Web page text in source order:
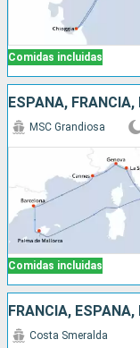
Comidas incluidas
ESPAÑA,
Comidas incluidas
MSC Grandiosa
FRANCIA,
Costa Smeralda